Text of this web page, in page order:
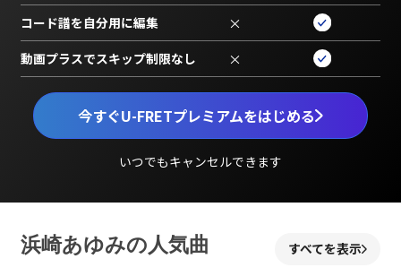
今すぐU-FRETプレミアムをはじめる
いつでもキャンセルできます
コード譜を自分用に編集 ×
動画プラスでスキップ制限なし ×
浜崎あゆみの人気曲 すべてを表示